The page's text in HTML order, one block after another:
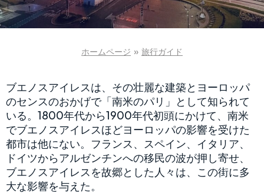
ホームページ » 旅行ガイド
ブエノスアイレスは、その壮麗な建築とヨーロッパ
のセンスのおかげで「南米のパリ」として知られて
いる。1800年代から1900年代初頭にかけて、南米
でブエノスアイレスほどヨーロッパの影響を受けた
都市は他にない。フランス、スペイン、イタリア、
ドイツからアルゼンチンへの移民の波が押し寄せ、
ブエノスアイレスを故郷とした人々は、この街に多
大な影響を与えた。